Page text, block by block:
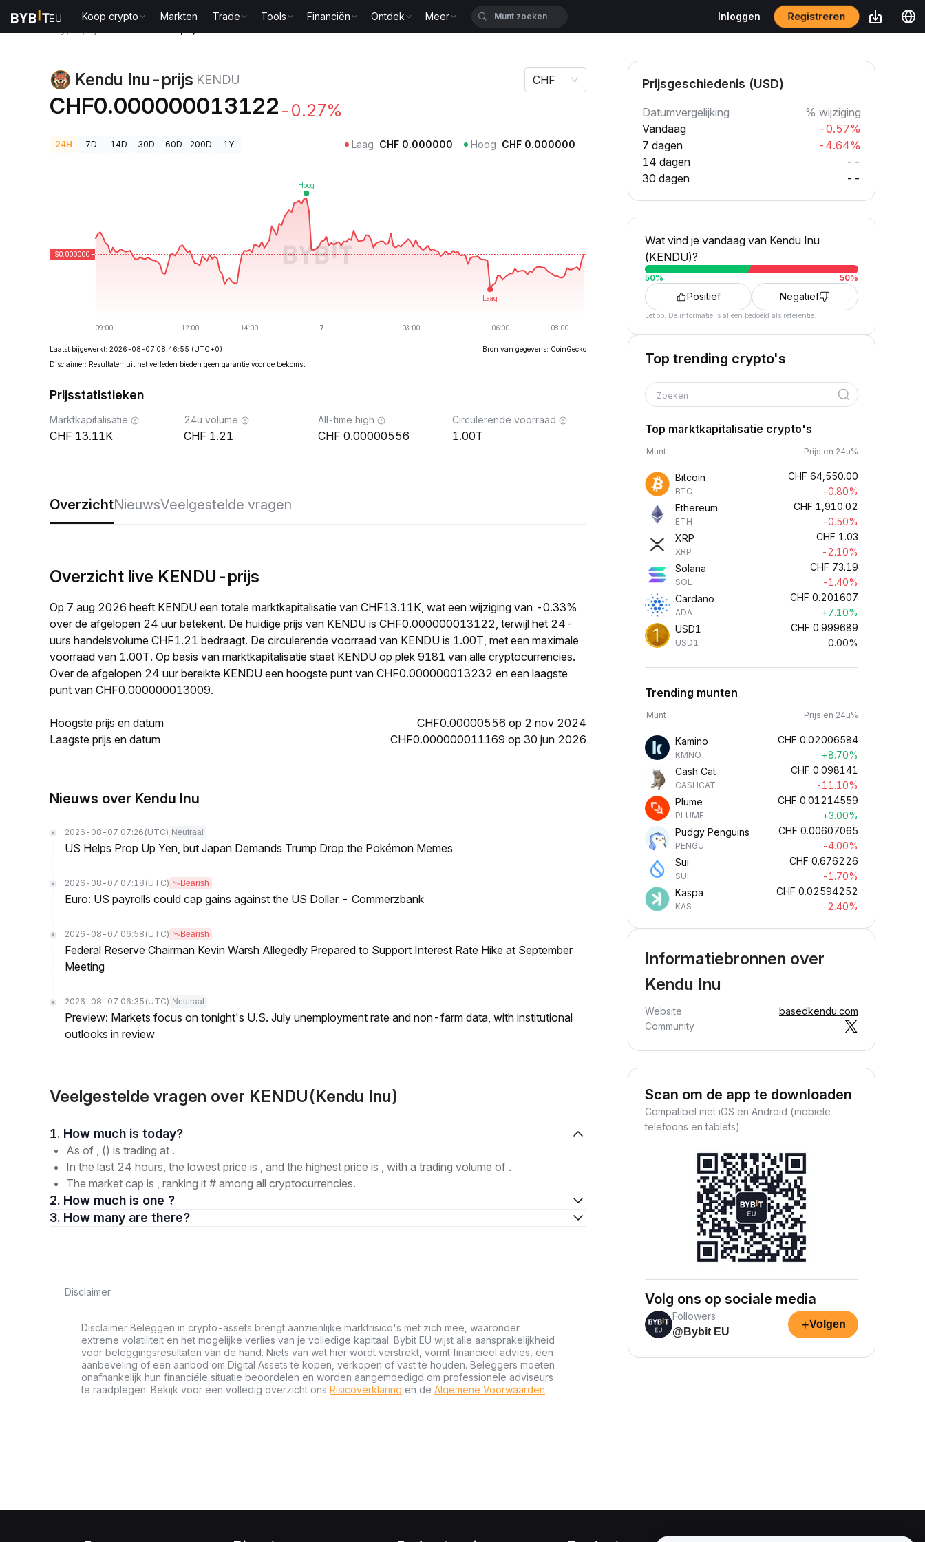
Koop crypto Markten Trade Tools Financiën Ontdek Meer Inloggen Registreren
Kendu Inu-prijs KENDU
CHF0.000000013122 -0.27%
CHF
24H 7D 14D 30D 60D 200D 1Y Laag CHF 0.000000 Hoog CHF 0.000000
Laatst bijgewerkt: 2026-08-07 08:46:55 (UTC+0)
Bron van gegevens: CoinGecko
Disclaimer: Resultaten uit het verleden bieden geen garantie voor de toekomst.
Prijsstatistieken
Marktkapitalisatie
13.11K
24u volume
1.21
All-time high
0.00000556
Circulerende voorraad
1.00T
OverzichtNieuwsVeelgestelde vragen
Overzicht live KENDU-prijs
Op 7 aug 2026 heeft KENDU een totale marktkapitalisatie van CHF13.11K, wat een wijziging van -0.33%
over de afgelopen 24 uur betekent. De huidige prijs van KENDU is CHF0.000000013122, terwijl het 24-
uurs handelsvolume CHF1.21 bedraagt. De circulerende voorraad van KENDU is 1.00T, met een maximale
voorraad van 1.00T. Op basis van marktkapitalisatie staat KENDU op plek 9181 van alle cryptocurrencies.
Over de afgelopen 24 uur bereikte KENDU een hoogste punt van CHF0.000000013232 en een laagste
punt van CHF0.000000013009.
Hoogste prijs en datum
CHF0.00000556 op 2 nov 2024
Laagste prijs en datum
CHF0.000000011169 op 30 jun 2026
Nieuws over Kendu Inu
2026-08-07 07:26 (UTC) Neutraal
US Helps Prop Up Yen, but Japan Demands Trump Drop the Pokémon Memes
2026-08-07 07:18 (UTC) Bearish
Euro: US payrolls could cap gains against the US Dollar - Commerzbank
2026-08-07 06:58 (UTC) Bearish
Federal Reserve Chairman Kevin Warsh Allegedly Prepared to Support Interest Rate Hike at September
Meeting
2026-08-07 06:35 (UTC) Neutraal
Preview: Markets focus on tonight's U.S. July unemployment rate and non-farm data, with institutional
outlooks in review
Veelgestelde vragen over KENDU(Kendu Inu)
1. How much is today?
As of , () is trading at .
In the last 24 hours, the lowest price is , and the highest price is , with a trading volume of .
The market cap is , ranking it # among all cryptocurrencies.
2. How much is one ?
3. How many are there?
Disclaimer
Disclaimer Beleggen in crypto-assets brengt aanzienlijke marktrisico's met zich mee, waaronder
extreme volatiliteit en het mogelijke verlies van je volledige kapitaal. Bybit EU wijst alle aansprakelijkheid
voor beleggingsresultaten van de hand. Niets van wat hier wordt verstrekt, vormt financieel advies, een
aanbeveling of een aanbod om Digital Assets te kopen, verkopen of vast te houden. Beleggers moeten
onafhankelijk hun financiële situatie beoordelen en worden aangemoedigd om professionele adviseurs
te raadplegen. Bekijk voor een volledig overzicht ons Risicoverklaring en de Algemene Voorwaarden.
Prijsgeschiedenis (USD)
Datumvergelijking
% wijziging
Vandaag
-0.57%
7 dagen
-4.64%
14 dagen
--
30 dagen
--
Wat vind je vandaag van Kendu Inu
(KENDU)?
50% 50%
Positief Negatief
Let op: De informatie is alleen bedoeld als referentie.
Top trending crypto's
Zoeken
Top marktkapitalisatie crypto's
Munt Prijs en 24u%
Bitcoin
BTC
CHF 64,550.00
-0.80%
Ethereum
ETH
CHF 1,910.02
-0.50%
XRP
XRP
CHF 1.03
-2.10%
Solana
SOL
CHF 73.19
-1.40%
Cardano
ADA
CHF 0.201607
+7.10%
USD1
USD1
CHF 0.999689
0.00%
Trending munten
Munt Prijs en 24u%
Kamino
KMNO
CHF 0.02006584
+8.70%
Cash Cat
CASHCAT
CHF 0.098141
-11.10%
Plume
PLUME
CHF 0.01214559
+3.00%
Pudgy Penguins
PENGU
CHF 0.00607065
-4.00%
Sui
SUI
CHF 0.676226
-1.70%
Kaspa
KAS
CHF 0.02594252
-2.40%
Informatiebronnen over
Kendu Inu
Website
basedkendu.com
Community
Scan om de app te downloaden
Compatibel met iOS en Android (mobiele
telefoons en tablets)
Volg ons op sociale media
Followers
@Bybit EU
+Volgen